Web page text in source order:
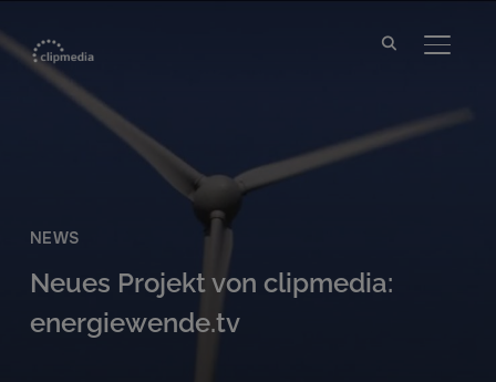
NEWS
Neues Projekt von clipmedia:
energiewende.tv